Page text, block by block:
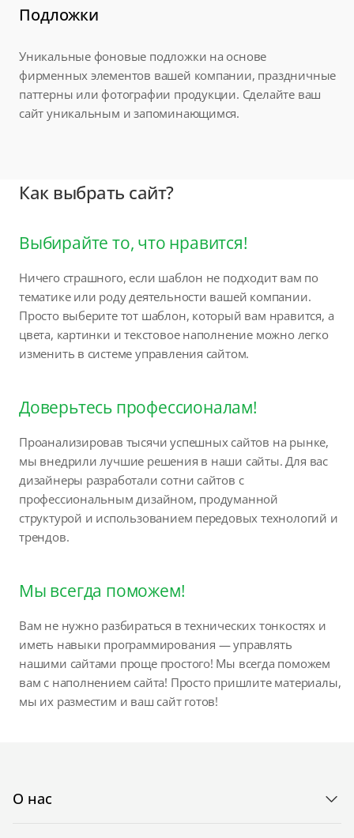
Подложки
Уникальные фоновые подложки на основе
фирменных элементов вашей компании, праздничные
паттерны или фотографии продукции. Сделайте ваш
сайт уникальным и запоминающимся.
Как выбрать сайт?
Выбирайте то, что нравится!
Ничего страшного, если шаблон не подходит вам по
тематике или роду деятельности вашей компании.
Просто выберите тот шаблон, который вам нравится, а
цвета, картинки и текстовое наполнение можно легко
изменить в системе управления сайтом.
Доверьтесь профессионалам!
Проанализировав тысячи успешных сайтов на рынке,
мы внедрили лучшие решения в наши сайты. Для вас
дизайнеры разработали сотни сайтов с
профессиональным дизайном, продуманной
структурой и использованием передовых технологий и
трендов.
Мы всегда поможем!
Вам не нужно разбираться в технических тонкостях и
иметь навыки программирования — управлять
нашими сайтами проще простого! Мы всегда поможем
вам с наполнением сайта! Просто пришлите материалы,
мы их разместим и ваш сайт готов!
О нас